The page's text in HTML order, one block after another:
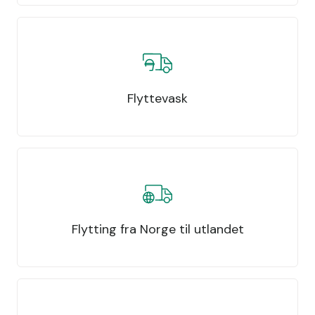
Flyttevask
Flytting fra Norge til utlandet